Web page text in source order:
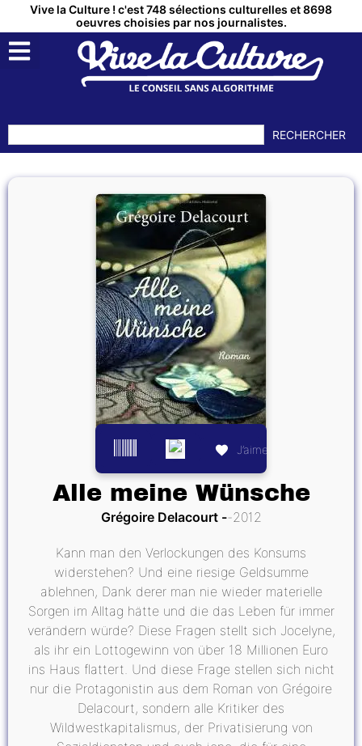
Vive la Culture ! c'est 748 sélections culturelles et 8698
oeuvres choisies par nos journalistes.
RECHERCHER
J’aime
Alle meine Wünsche
Grégoire Delacourt 2012
Kann man den Verlockungen des Konsums
widerstehen? Und eine riesige Geldsumme
ablehnen, Dank derer man nie wieder materielle
Sorgen im Alltag hätte und die das Leben für immer
verändern würde? Diese Fragen stellt sich Jocelyne,
als ihr ein Lottogewinn von über 18 Millionen Euro
ins Haus flattert. Und diese Frage stellen sich nicht
nur die Protagonistin aus dem Roman von Grégoire
Delacourt, sondern alle Kritiker des
Wildwestkapitalismus, der Privatisierung von